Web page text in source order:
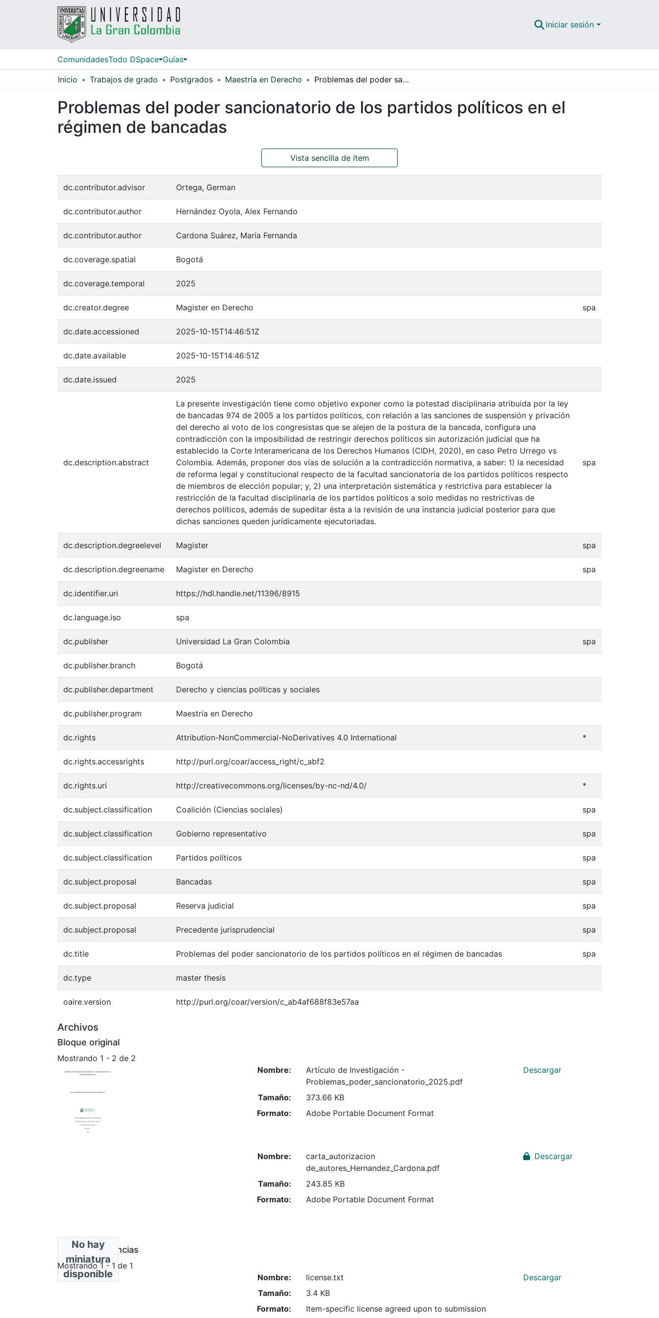
Iniciar sesión
ComunidadesTodo DSpace Guías
Inicio Trabajos de grado Postgrados Maestría en Derecho Problemas del poder sancionatorio de los partidos políticos en el régimen de bancadas
Problemas del poder sancionatorio de los partidos políticos en el
régimen de bancadas
Vista sencilla de ítem
dc.contributor.advisor Ortega, German
dc.contributor.author Hernández Oyola, Alex Fernando
dc.contributor.author Cardona Suárez, María Fernanda
dc.coverage.spatial Bogotá
dc.coverage.temporal 2025
dc.creator.degree Magister en Derecho spa
dc.date.accessioned 2025-10-15T14:46:51Z
dc.date.available 2025-10-15T14:46:51Z
dc.date.issued 2025
dc.description.abstract
La presente investigación tiene como objetivo exponer como la potestad disciplinaria atribuida por la ley
de bancadas 974 de 2005 a los partidos políticos, con relación a las sanciones de suspensión y privación
del derecho al voto de los congresistas que se alejen de la postura de la bancada, configura una
contradicción con la imposibilidad de restringir derechos políticos sin autorización judicial que ha
establecido la Corte Interamericana de los Derechos Humanos (CIDH, 2020), en caso Petro Urrego vs
Colombia. Además, proponer dos vías de solución a la contradicción normativa, a saber: 1) la necesidad
de reforma legal y constitucional respecto de la facultad sancionatoria de los partidos políticos respecto
de miembros de elección popular; y, 2) una interpretación sistemática y restrictiva para establecer la
restricción de la facultad disciplinaria de los partidos políticos a solo medidas no restrictivas de
derechos políticos, además de supeditar ésta a la revisión de una instancia judicial posterior para que
dichas sanciones queden jurídicamente ejecutoriadas.
spa
dc.description.degreelevel Magister spa
dc.description.degreename Magister en Derecho spa
dc.identifier.uri https://hdl.handle.net/11396/8915
dc.language.iso spa
dc.publisher Universidad La Gran Colombia spa
dc.publisher.branch Bogotá
dc.publisher.department Derecho y ciencias políticas y sociales
dc.publisher.program Maestría en Derecho
dc.rights Attribution-NonCommercial-NoDerivatives 4.0 International *
dc.rights.accessrights http://purl.org/coar/access_right/c_abf2
dc.rights.uri http://creativecommons.org/licenses/by-nc-nd/4.0/ *
dc.subject.classification Coalición (Ciencias sociales) spa
dc.subject.classification Gobierno representativo spa
dc.subject.classification Partidos políticos spa
dc.subject.proposal Bancadas spa
dc.subject.proposal Reserva judicial spa
dc.subject.proposal Precedente jurisprudencial spa
dc.title Problemas del poder sancionatorio de los partidos políticos en el régimen de bancadas spa
dc.type master thesis
oaire.version http://purl.org/coar/version/c_ab4af688f83e57aa
Archivos
Bloque original
Mostrando 1 - 2 de 2
Nombre:
Artículo de Investigación -
Problemas_poder_sancionatorio_2025.pdf
Tamaño:
373.66 KB
Formato:
Adobe Portable Document Format
Descargar
No hay
miniatura
disponible
Nombre:
carta_autorizacion
de_autores_Hernandez_Cardona.pdf
Tamaño:
243.85 KB
Formato:
Adobe Portable Document Format
Descargar
Bloque de licencias
Mostrando1 - 1 de 1
Nombre:
license.txt
Tamaño:
3.4 KB
Formato:
Item-specific license agreed upon to submission
Descargar